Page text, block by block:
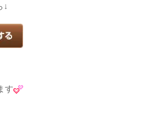
↓
す